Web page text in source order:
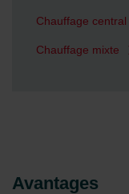
Chauffage central
Chauffage mixte
Avantages